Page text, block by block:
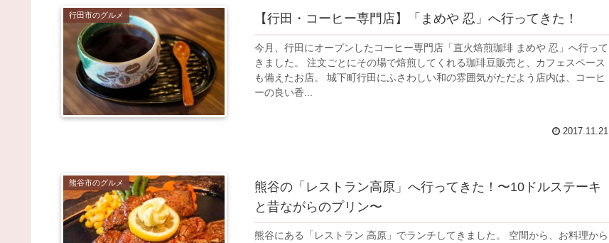
行田市のグルメ 【行田・コーヒー専門店】「まめや 忍」へ行ってきた！
今月、行田にオープンしたコーヒー専門店「直火焙煎珈琲 まめや 忍」へ行って
きました。 注文ごとにその場で焙煎してくれる珈琲豆販売と、カフェスペース
も備えたお店。 城下町行田にふさわしい和の雰囲気がただよう店内は、コーヒ
ーの良い香...
2017.11.21
熊谷市のグルメ
熊谷の「レストラン高原」へ行ってきた！〜10ドルステーキ
と昔ながらのプリン〜
熊谷にある「レストラン 高原」でランチしてきました。 空間から、お料理から